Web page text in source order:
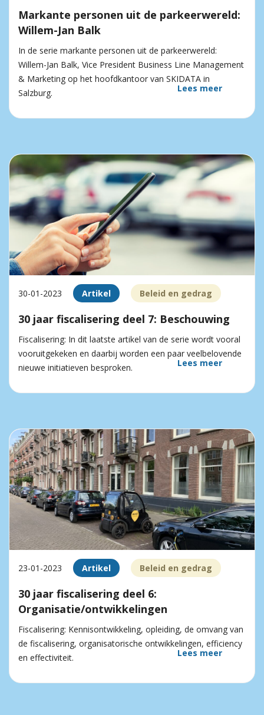
Markante personen uit de parkeerwereld:
Willem-Jan Balk
In de serie markante personen uit de parkeerwereld:
Willem-Jan Balk, Vice President Business Line Management
& Marketing op het hoofdkantoor van SKIDATA in
Salzburg.
Lees meer
30-01-2023 Artikel Beleid en gedrag
30 jaar fiscalisering deel 7: Beschouwing
Fiscalisering: In dit laatste artikel van de serie wordt vooral
vooruitgekeken en daarbij worden een paar veelbelovende
nieuwe initiatieven besproken.
Lees meer
23-01-2023 Artikel Beleid en gedrag
30 jaar fiscalisering deel 6:
Organisatie/ontwikkelingen
Fiscalisering: Kennis­ontwikkeling, opleiding, de omvang van
de fiscalisering, organisatorische ontwikkelingen, efficiency
en effectiviteit.
Lees meer